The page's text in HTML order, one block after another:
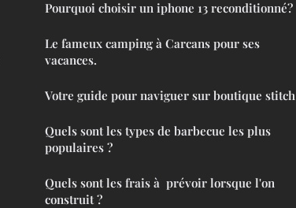
Pourquoi choisir un iphone 13 reconditionné?
Le fameux camping à Carcans pour ses
vacances.
Votre guide pour naviguer sur boutique stitch
Quels sont les types de barbecue les plus
populaires ?
Quels sont les frais à prévoir lorsque l'on
construit ?